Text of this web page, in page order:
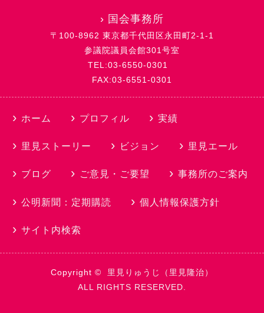
› 国会事務所
〒100-8962 東京都千代田区永田町2-1-1
参議院議員会館301号室
TEL:03-6550-0301
FAX:03-6551-0301
ホーム プロフィル 実績
里見ストーリー ビジョン 里見エール
ブログ ご意見・ご要望 事務所のご案内
公明新聞：定期購読 個人情報保護方針
サイト内検索
Copyright © 里見りゅうじ（里見隆治）
ALL RIGHTS RESERVED.